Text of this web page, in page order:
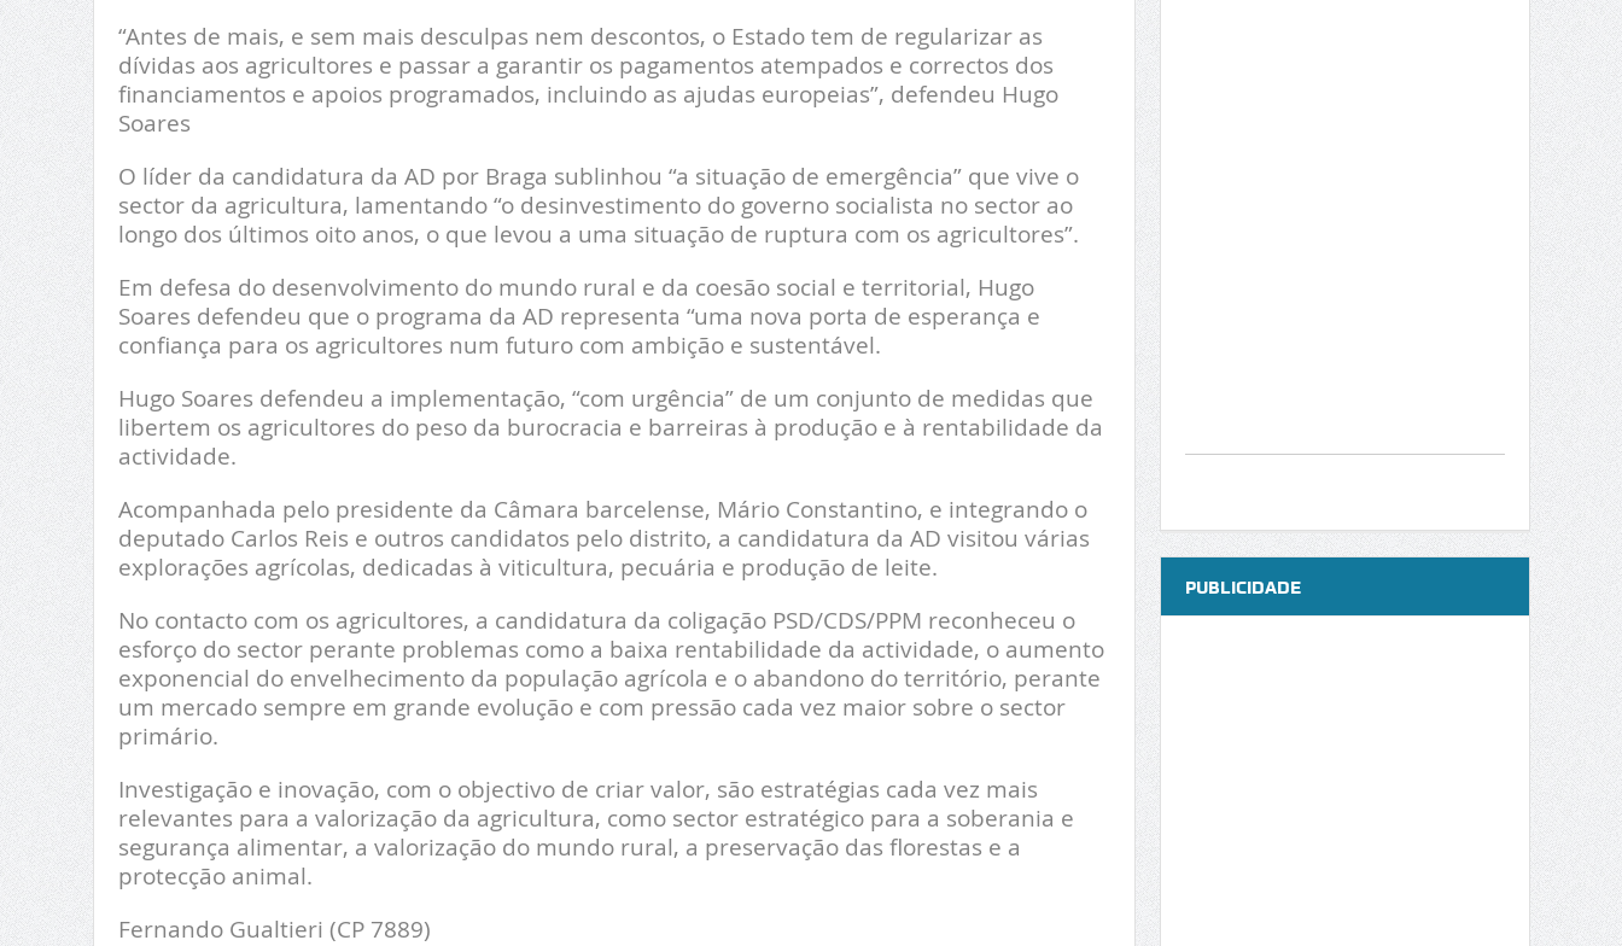
“Antes de mais, e sem mais desculpas nem descontos, o Estado tem de regularizar as
dívidas aos agricultores e passar a garantir os pagamentos atempados e correctos dos
financiamentos e apoios programados, incluindo as ajudas europeias”, defendeu Hugo
Soares
O líder da candidatura da AD por Braga sublinhou “a situação de emergência” que vive o
sector da agricultura, lamentando “o desinvestimento do governo socialista no sector ao
longo dos últimos oito anos, o que levou a uma situação de ruptura com os agricultores”.
Em defesa do desenvolvimento do mundo rural e da coesão social e territorial, Hugo
Soares defendeu que o programa da AD representa “uma nova porta de esperança e
confiança para os agricultores num futuro com ambição e sustentável.
Hugo Soares defendeu a implementação, “com urgência” de um conjunto de medidas que
libertem os agricultores do peso da burocracia e barreiras à produção e à rentabilidade da
actividade.
Acompanhada pelo presidente da Câmara barcelense, Mário Constantino, e integrando o
deputado Carlos Reis e outros candidatos pelo distrito, a candidatura da AD visitou várias
explorações agrícolas, dedicadas à viticultura, pecuária e produção de leite.
No contacto com os agricultores, a candidatura da coligação PSD/CDS/PPM reconheceu o
esforço do sector perante problemas como a baixa rentabilidade da actividade, o aumento
exponencial do envelhecimento da população agrícola e o abandono do território, perante
um mercado sempre em grande evolução e com pressão cada vez maior sobre o sector
primário.
Investigação e inovação, com o objectivo de criar valor, são estratégias cada vez mais
relevantes para a valorização da agricultura, como sector estratégico para a soberania e
segurança alimentar, a valorização do mundo rural, a preservação das florestas e a
protecção animal.
Fernando Gualtieri (CP 7889)
PUBLICIDADE